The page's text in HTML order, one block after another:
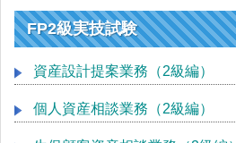
FP2級実技試験
資産設計提案業務（2級編）
個人資産相談業務（2級編）